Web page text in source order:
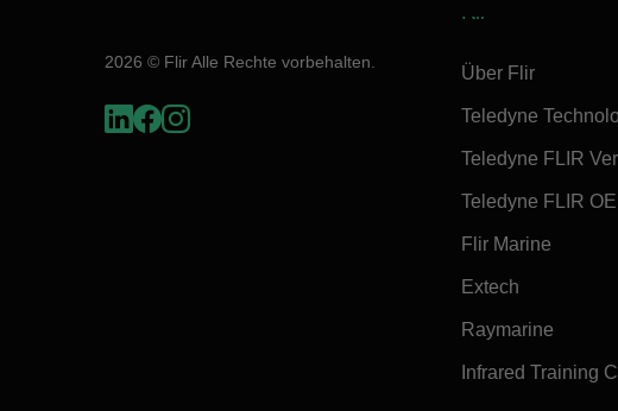
2026 © Flir Alle Rechte vorbehalten.
Flir
Über Flir
Teledyne
Teledyne FLIR
Teledyne FLIR
Flir Marine
Extech
Raymarine
Infrared Training